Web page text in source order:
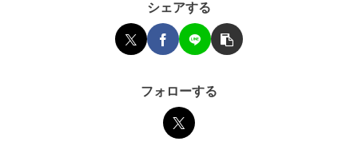
シェアする
フォローする